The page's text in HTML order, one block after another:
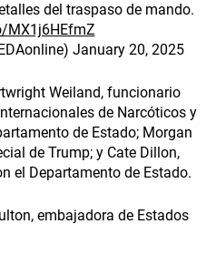
del traspaso de mando.
MX1j6HEfmZ
January 20, 2025
Weiland, funcionario
de Narcóticos y
de Estado; Morgan
de Trump; y Cate Dillon,
el Departamento de Estado.
embajadora de Estados